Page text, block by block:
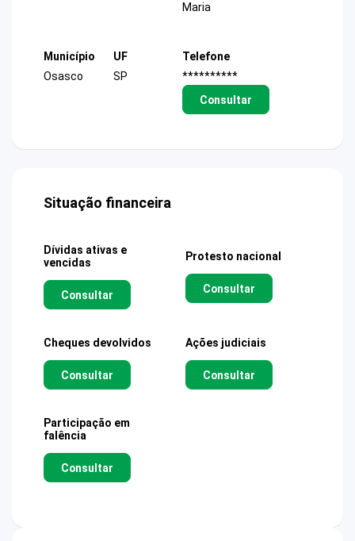
Maria
Município
Osasco
UF
SP
Telefone
**********
Consultar
Situação financeira
Dívidas ativas e
vencidas
Consultar
Protesto nacional
Consultar
Cheques devolvidos
Consultar
Ações judiciais
Consultar
Participação em
falência
Consultar